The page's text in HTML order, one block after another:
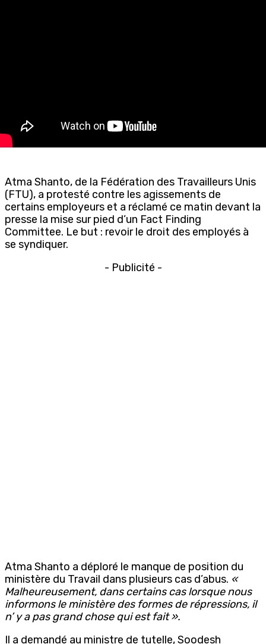
Atma Shanto, de la Fédération des Travailleurs Unis
(FTU), a protesté contre les agissements de
certains employeurs et a réclamé ce matin devant la
presse la mise sur pied d’un Fact Finding
Committee. Le but : revoir le droit des employés à
se syndiquer.
- Publicité -
Atma Shanto a déploré le manque de position du
ministère du Travail dans plusieurs cas d’abus. «
Malheureusement, dans certains cas lorsque nous
informons le ministère des formes de répressions, il
n’ y a pas grand chose qui est fait ».
Il a demandé au ministre de tutelle, Soodesh